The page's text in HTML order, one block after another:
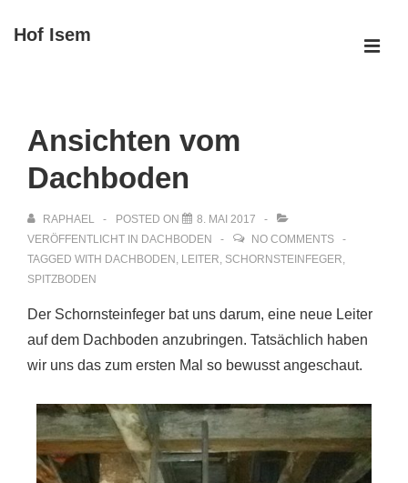
ZumHof Isem
Ansichten vom
Dachboden
RAPHAEL POSTED ON
8. MAI 2017
VERÖFFENTLICHT IN DACHBODEN
NO COMMENTS
TAGGED WITH DACHBODEN , LEITER, SCHORNSTEINFEGER,
SPITZBODEN
Der Schornsteinfeger bat uns darum, eine neue Leiter
auf dem Dachboden anzubringen. Tatsächlich haben
wir uns das zum ersten Mal so bewusst angeschaut.